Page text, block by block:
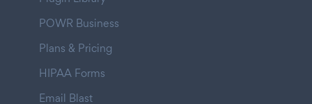
POWR Business
Plans & Pricing
HIPAA Forms
Email Blast